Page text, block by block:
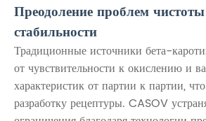
Преодоление проблем
стабильности
Традиционные источники бета-
от чувствительности к окислению и
характеристик от партии к партии,
разработку рецептуры. CASOV